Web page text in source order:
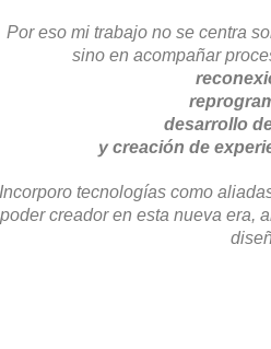
Por eso mi trabajo no se centra
sino en acompañar
desarrollo
y creación de
Incorporo tecnologías como
poder creador en esta nueva era,